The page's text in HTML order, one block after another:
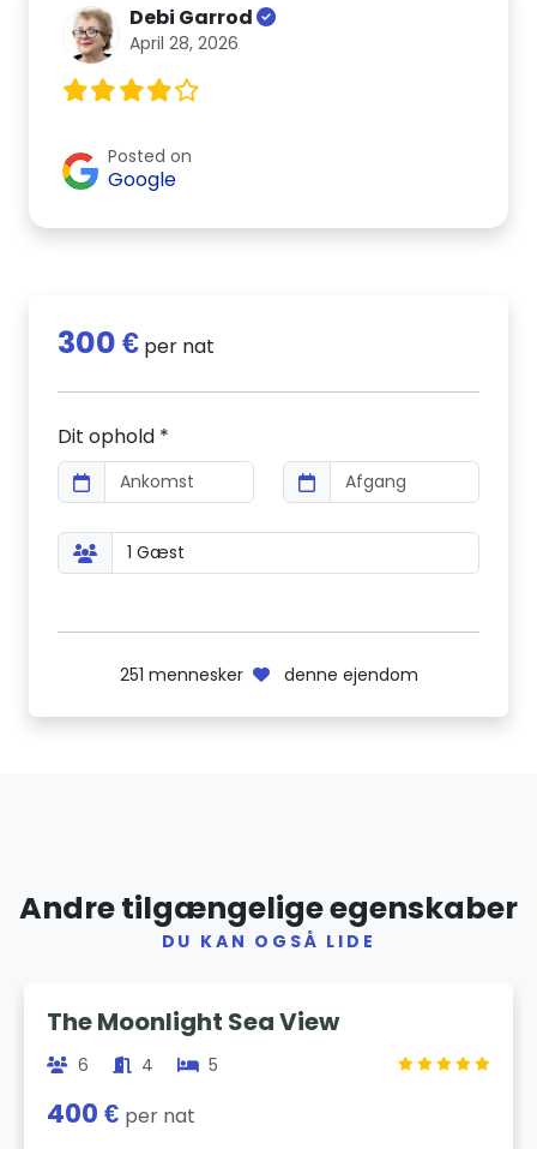
Debi Garrod
April 28, 2026
Posted on
Google
300 € per nat
Dit ophold *
251 mennesker denne ejendom
Andre tilgængelige egenskaber
DU KAN OGSÅ LIDE
The Moonlight Sea View
6 4 5
400 € per nat